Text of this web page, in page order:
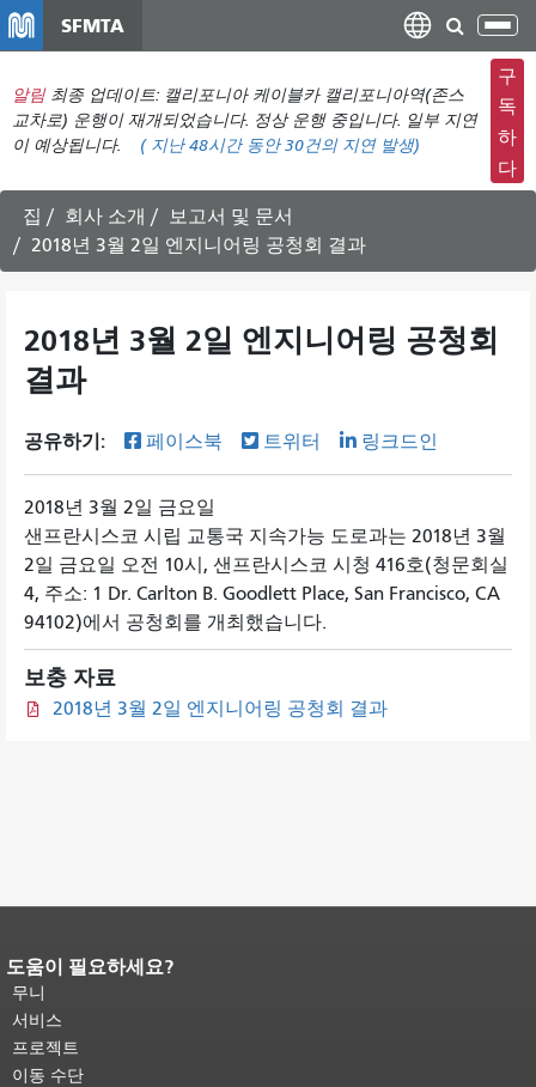
텐
츠
로
건
너
뛰
기
SFMTA
탐
색
메
뉴
전
환
알림 최종 업데이트: 캘리포니아 케이블카 캘리포니아역(존스
교차로) 운행이 재개되었습니다. 정상 운행 중입니다. 일부 지연
이 예상됩니다.
( 지난 48시간 동안30건의 지연 발생)
구
독
하
다
집 회사 소개
보고서 및 문서
2018년 3월 2일 엔지니어링 공청회 결과
2018년 3월 2일 엔지니어링 공청회
결과
공유하기: 페이스북 트위터 링크드인
2018년 3월 2일 금요일
샌프란시스코 시립 교통국 지속가능 도로과는 2018년 3월
2일 금요일 오전 10시, 샌프란시스코 시청 416호(청문회실
4, 주소: 1 Dr. Carlton B. Goodlett Place, San Francisco, CA
94102)에서 공청회를 개최했습니다.
보충 자료
2018년 3월 2일 엔지니어링 공청회 결과
페이지 내용 끝입니다.이 페이지의 나
머지 내용은 모든 페이지에 반복됩니
다.메인 콘텐츠 상단으로 돌아가려면
여기를 클릭하십시오
도움이 필요하세요?
무니
서비스
프로젝트
이동 수단